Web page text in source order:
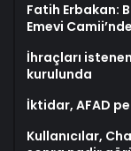
Fatih Erbakan:
Emevi
İhraçları
kurulunda
İktidar, AFAD
Kullanıcılar,